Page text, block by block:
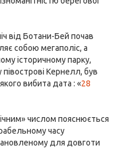
від Ботани-Бей почав
собою мегаполіс, а
історичному парку,
Кернелл, був
вибита дата : «28
числом пояснюється
часу
для довготи